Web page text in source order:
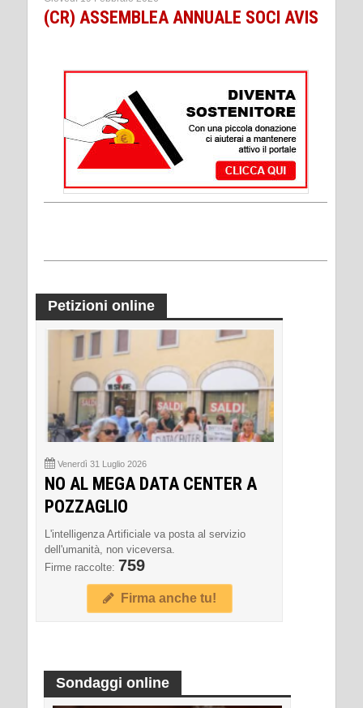
(CR) ASSEMBLEA ANNUALE SOCI AVIS
Petizioni online
Venerdì 31 Luglio 2026
NO AL MEGA DATA CENTER A
POZZAGLIO
L'intelligenza Artificiale va posta al servizio
dell'umanità, non viceversa.
Firme raccolte: 759
Firma anche tu!
Sondaggi online